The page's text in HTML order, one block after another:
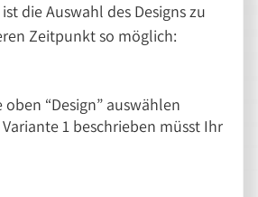
die Auswahl des Designs zu
Zeitpunkt so möglich:
oben “Design” auswählen
1 beschrieben müsst Ihr